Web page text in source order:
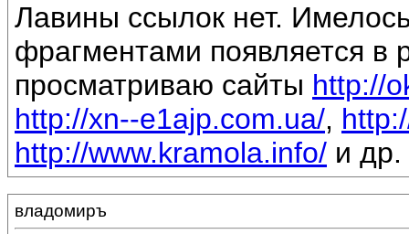
Лавины ссылок нет.
фрагментами появляется в
просматриваю сайты http://
http://xn--e1ajp.com.ua/,
http://www.kramola.info/ и др.
владомиръ